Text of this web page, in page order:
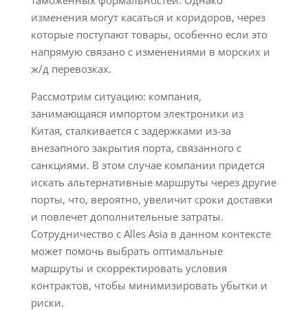
изменения могут касаться и коридоров, через
которые поступают товары, особенно если это
напрямую связано с изменениями в морских и
ж/д перевозках.
Рассмотрим ситуацию: компания,
занимающаяся импортом электроники из
Китая, сталкивается с задержками из-за
внезапного закрытия порта, связанного с
санкциями. В этом случае компании придется
искать альтернативные маршруты через другие
порты, что, вероятно, увеличит сроки доставки
и повлечет дополнительные затраты.
Сотрудничество с Alles Asia в данном контексте
может помочь выбрать оптимальные
маршруты и скорректировать условия
контрактов, чтобы минимизировать убытки и
риски.